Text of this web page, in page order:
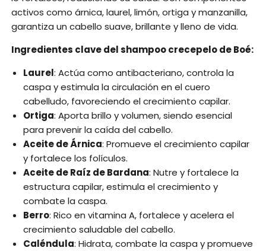
activos como árnica, laurel, limón, ortiga y manzanilla,
garantiza un cabello suave, brillante y lleno de vida.
Ingredientes clave del shampoo crecepelo de Boé:
Laurel: Actúa como antibacteriano, controla la
caspa y estimula la circulación en el cuero
cabelludo, favoreciendo el crecimiento capilar.
Ortiga: Aporta brillo y volumen, siendo esencial
para prevenir la caída del cabello.
Aceite de Árnica: Promueve el crecimiento capilar
y fortalece los folículos.
Aceite de Raíz de Bardana: Nutre y fortalece la
estructura capilar, estimula el crecimiento y
combate la caspa.
Berro: Rico en vitamina A, fortalece y acelera el
crecimiento saludable del cabello.
Caléndula: Hidrata, combate la caspa y promueve